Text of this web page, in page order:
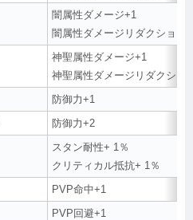
闇属性ダメージ+1
闇属性ダメージリダクション
神聖属性ダメージ+1
神聖属性ダメージリダクショ
防御力+1
防御力+2
スタン耐性+ 1％
クリティカル抵抗+ 1％
PVP命中+1
PVP回避+1